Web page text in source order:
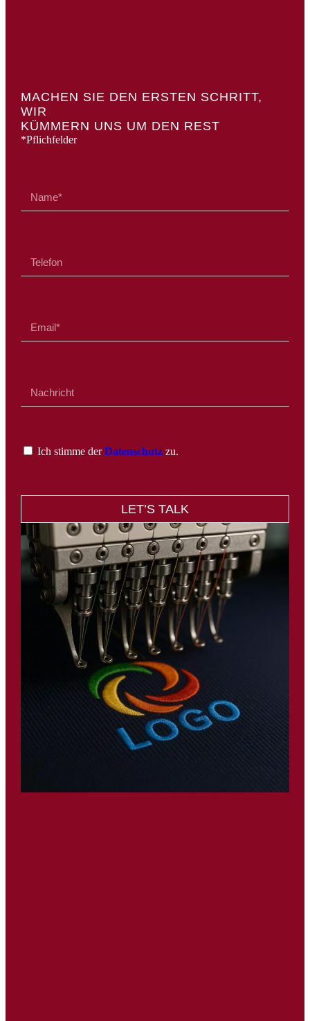
MACHEN SIE DEN ERSTEN SCHRITT,
WIR
KÜMMERN UNS UM DEN REST
*Pflichfelder
Ich stimme derDatenschutzzu.
LET’S TALK